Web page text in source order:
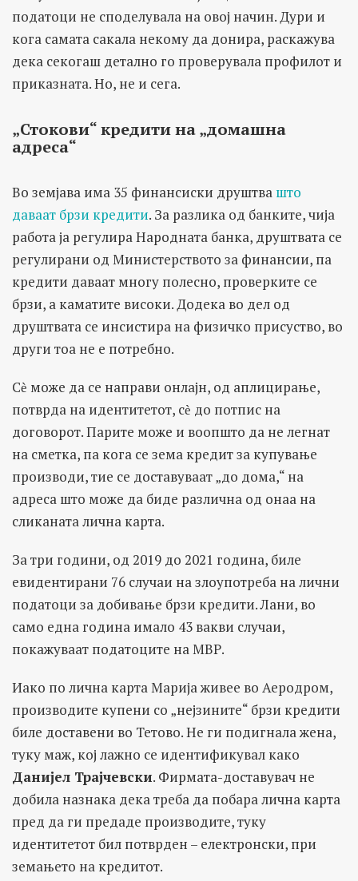
податоци не споделувала на овој начин. Дури и
кога самата сакала некому да донира, раскажува
дека секогаш детално го проверувала профилот и
приказната. Но, не и сега.
„Стокови“ кредити на „домашна
адреса“
Во земјава има 35 финансиски друштва што
даваат брзи кредити. За разлика од банките, чија
работа ја регулира Народната банка, друштвата се
регулирани од Министерството за финансии, па
кредити даваат многу полесно, проверките се
брзи, а каматите високи. Додека во дел од
друштвата се инсистира на физичко присуство, во
други тоа не е потребно.
Сѐ може да се направи онлајн, од аплицирање,
потврда на идентитетот, сѐ до потпис на
договорот. Парите може и воопшто да не легнат
на сметка, па кога се зема кредит за купување
производи, тие се доставуваат „до дома,“ на
адреса што може да биде различна од онаа на
сликаната лична карта.
За три години, од 2019 до 2021 година, биле
евидентирани 76 случаи на злоупотреба на лични
податоци за добивање брзи кредити. Лани, во
само една година имало 43 вакви случаи,
покажуваат податоците на МВР.
Иако по лична карта Марија живее во Аеродром,
производите купени со „нејзините“ брзи кредити
биле доставени во Тетово. Не ги подигнала жена,
туку маж, кој лажно се идентификувал како
Данијел Трајчевски. Фирмата-доставувач не
добила назнака дека треба да побара лична карта
пред да ги предаде производите, туку
идентитетот бил потврден – електронски, при
земањето на кредитот.